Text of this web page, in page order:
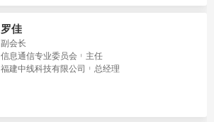
罗佳
副会长
信息通信专业委员会
主任
福建中线科技有限公司
总经理